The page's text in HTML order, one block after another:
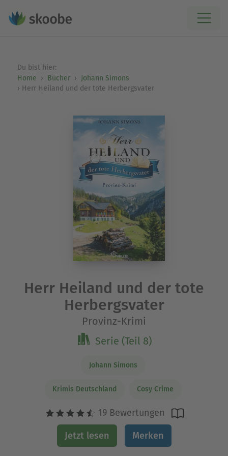
Du bist hier:
Home
Bücher
Johann Simons
Herr Heiland und der tote Herbergsvater
Herr Heiland und der tote
Herbergsvater
Provinz-Krimi
Serie (Teil 8)
Johann Simons
Krimis Deutschland Cosy Crime
19 Bewertungen
Jetzt lesen Merken